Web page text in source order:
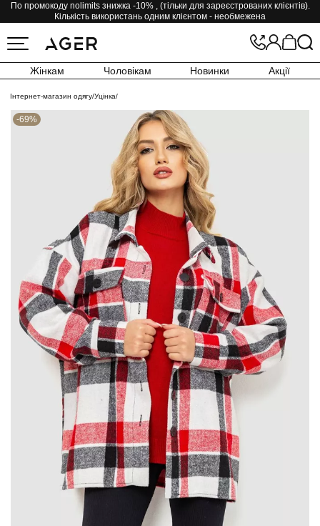
По промокоду nolimits знижка -10% , (тільки для зареєстрованих клієнтів).
Кількість використань одним клієнтом - необмежена
Жінкам Чоловікам Новинки Акції
Інтернет-магазин одягу/Уцінка/
-69%